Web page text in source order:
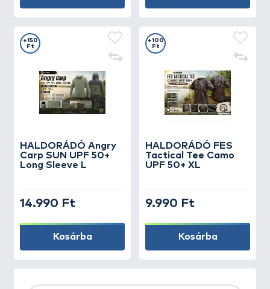
HALDORÁDÓ Angry
Carp SUN UPF 50+
Long Sleeve L
+150
Ft
14.990 Ft
Kosárba
HALDORÁDÓ FES
Tactical Tee Camo
UPF 50+ XL
+100
Ft
9.990 Ft
Kosárba